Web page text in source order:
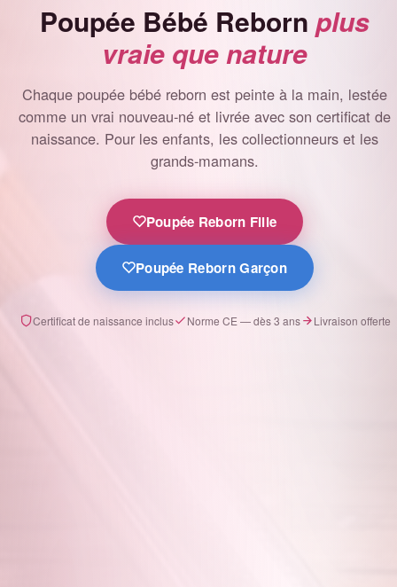
Poupée Bébé Reborn plus
vraie que nature
Chaque poupée bébé reborn est peinte à la main, lestée
comme un vrai nouveau-né et livrée avec son certificat de
naissance. Pour les enfants, les collectionneurs et les
grands-mamans.
Poupée Reborn Fille
Poupée Reborn Garçon
Certificat de naissance inclus Norme CE — dès 3 ans Livraison offerte